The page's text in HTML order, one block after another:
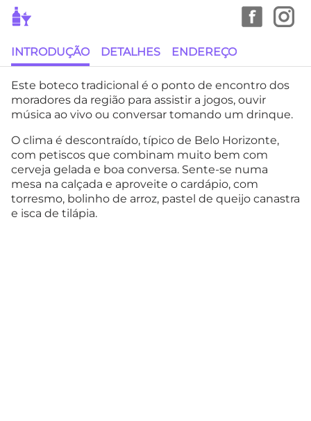
INTRODUÇÃO DETALHES ENDEREÇO
Este boteco tradicional é o ponto de encontro dos
moradores da região para assistir a jogos, ouvir
música ao vivo ou conversar tomando um drinque.
O clima é descontraído, típico de Belo Horizonte,
com petiscos que combinam muito bem com
cerveja gelada e boa conversa. Sente-se numa
mesa na calçada e aproveite o cardápio, com
torresmo, bolinho de arroz, pastel de queijo canastra
e isca de tilápia.